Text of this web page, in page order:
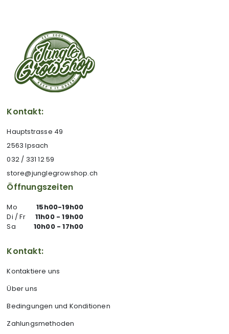
Kontakt:
Hauptstrasse 49
2563 Ipsach
032 / 331 12 59
store@junglegrowshop.ch
Öffnungszeiten
Mo
15h00-19h00
Di / Fr
11h00 - 19h00
Sa
10h00 - 17h00
Kontakt:
Kontaktiere uns
Über uns
Bedingungen und Konditionen
Zahlungsmethoden